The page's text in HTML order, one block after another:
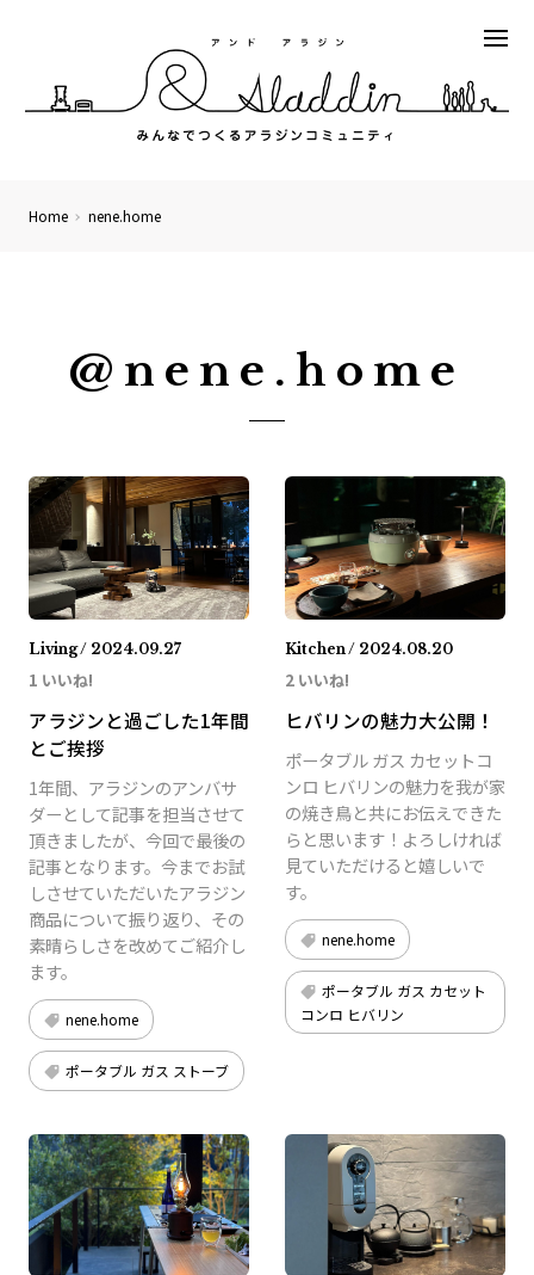
Home nene.home
@nene.home
Living / 2024.09.27
1 いいね!
アラジンと過ごした1年間
とご挨拶
1年間、アラジンのアンバサ
ダーとして記事を担当させて
頂きましたが、今回で最後の
記事となります。今までお試
しさせていただいたアラジン
商品について振り返り、その
素晴らしさを改めてご紹介し
ます。
nene.home
ポータブル ガス ストーブ
Kitchen / 2024.08.20
2 いいね!
ヒバリンの魅力大公開！
ポータブル ガス カセットコ
ンロ ヒバリンの魅力を我が家
の焼き鳥と共にお伝えできた
らと思います！よろしければ
見ていただけると嬉しいで
す。
nene.home
ポータブル ガス カセット
コンロ ヒバリン